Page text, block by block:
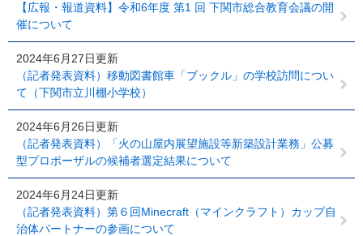
【広報・報道資料】令和6年度 第1 回 下関市総合教育会議の開
催について
2024年6月27日更新
（記者発表資料）移動図書館車「ブックル」の学校訪問につい
て（下関市立川棚小学校）
2024年6月26日更新
（記者発表資料）「火の山屋内展望施設等新築設計業務」公募
型プロポーザルの候補者選定結果について
2024年6月24日更新
（記者発表資料）第６回Minecraft（マインクラフト）カップ自
治体パートナーの参画について